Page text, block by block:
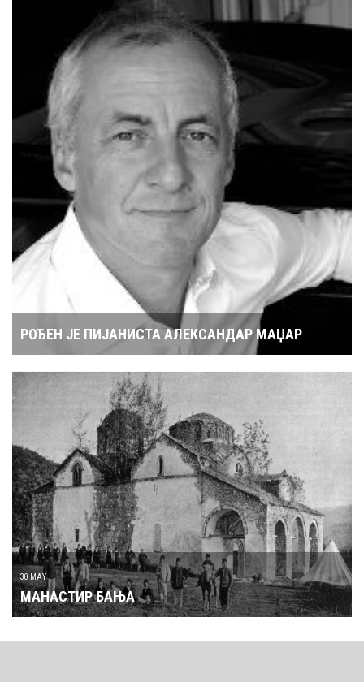
РОЂЕН ЈЕ ПИЈАНИСТА АЛЕКСАНДАР МАЏАР
30 MAY
МАНАСТИР БАЊА